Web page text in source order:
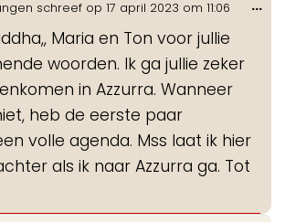
schreef op 17 april 2023 om 11:06
Maria en Ton voor jullie
woorden. Ik ga jullie zeker
in Azzurra. Wanneer
heb de eerste paar
volle agenda. Mss laat ik hier
als ik naar Azzurra ga. Tot
...